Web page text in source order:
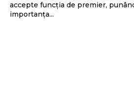
accepte funcția de premier,
importanța...